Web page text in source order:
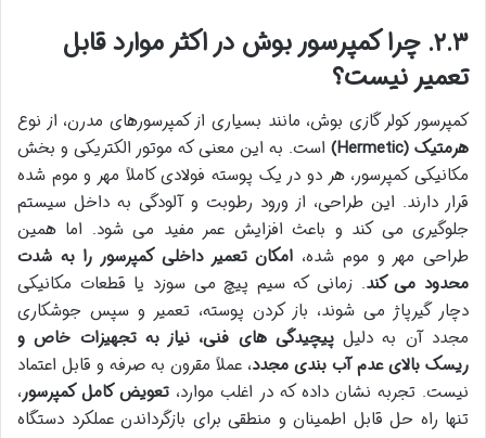
۲.۳. چرا کمپرسور بوش در اکثر موارد قابل
تعمیر نیست؟
کمپرسور کولر گازی بوش، مانند بسیاری از کمپرسورهای مدرن، از نوع
هرمتیک (Hermetic)
است. به این معنی که موتور الکتریکی و بخش
مکانیکی کمپرسور، هر دو در یک پوسته فولادی کاملاً مهر و موم شده
قرار دارند. این طراحی، از ورود رطوبت و آلودگی به داخل سیستم
جلوگیری می کند و باعث افزایش عمر مفید می شود. اما همین
طراحی مهر و موم شده، امکان تعمیر داخلی کمپرسور را به شدت
محدود می کند. زمانی که سیم پیچ می سوزد یا قطعات مکانیکی
دچار گیرپاژ می شوند، باز کردن پوسته، تعمیر و سپس جوشکاری
مجدد آن به دلیلپیچیدگی های فنی، نیاز به تجهیزات خاص و
ریسک بالای عدم آب بندی مجدد، عملاً مقرون به صرفه و قابل اعتماد
نیست. تجربه نشان داده که در اغلب موارد، تعویض کامل کمپرسور،
تنها راه حل قابل اطمینان و منطقی برای بازگرداندن عملکرد دستگاه